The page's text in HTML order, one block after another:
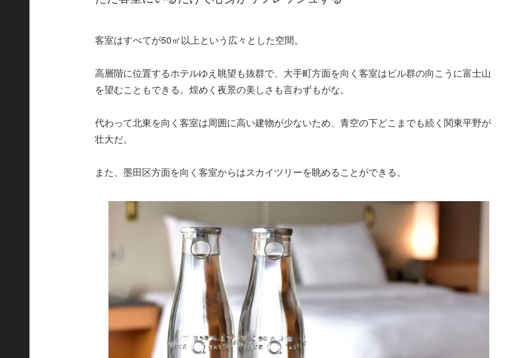
客室はすべてが50㎡以上という広々とした空間。
高層階に位置するホテルゆえ眺望も抜群で、大手町方面を向く客室はビル群の向こうに富士山
を望むこともできる。煌めく夜景の美しさも言わずもがな。
代わって北東を向く客室は周囲に高い建物が少ないため、青空の下どこまでも続く関東平野が
壮大だ。
また、墨田区方面を向く客室からはスカイツリーを眺めることができる。